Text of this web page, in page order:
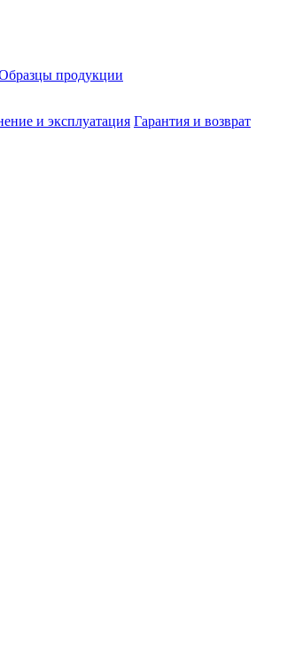
продукции
и эксплуатация Гарантия и возврат